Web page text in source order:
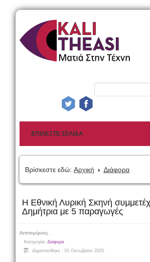
Βρίσκεστε εδώ: Αρχική Διάφορα
Η Εθνική Λυρική Σκηνή
Δημήτρια με 5 παραγωγές
Λεπτομέρειες
Κατηγορία: Διάφορα
Δημοσιεύθηκε : 01 Οκτωβρίου 2025